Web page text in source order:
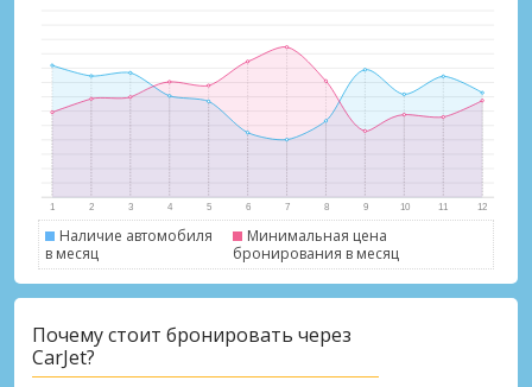
Лучшие сбережения
Получите доступ к эксклюзивным
предложениям партнёров
Наличие автомобиля
в месяц
Минимальная цена
бронирования в месяц
Почему стоит бронировать через
CarJet?